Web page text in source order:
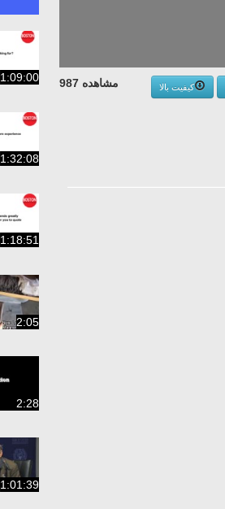
مشاهده 987
کیفیت بالا
1:09:00
1:32:08
1:18:51
2:05
2:28
1:01:39